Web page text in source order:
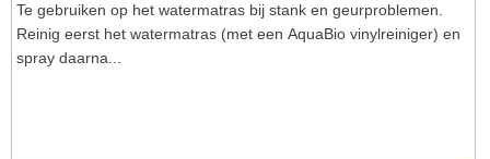
Te gebruiken op het watermatras bij stank en geurproblemen.
Reinig eerst het watermatras (met een AquaBio vinylreiniger) en
spray daarna...